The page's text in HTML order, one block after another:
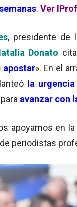
. Ver
, presidente de
Donato
apostar». En el
la urgencia
para avanzar con
s apoyamos en
periodistas